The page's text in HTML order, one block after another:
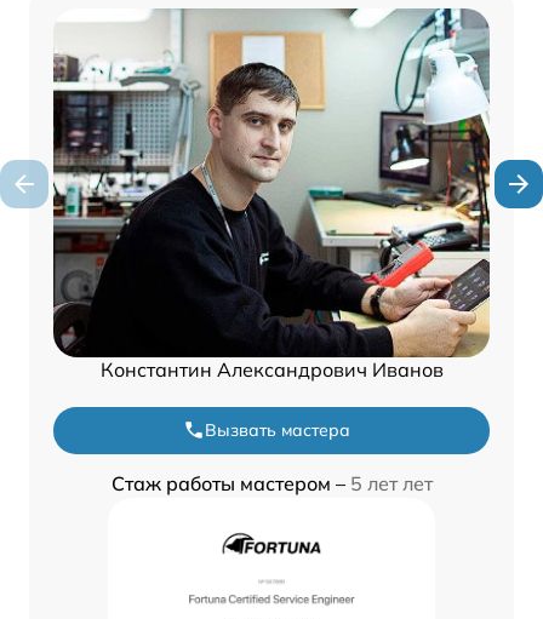
Константин Александрович Иванов
Вызвать мастера
Стаж работы мастером – 5 лет лет